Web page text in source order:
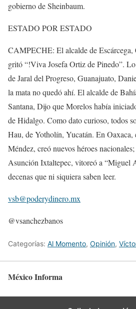
gobierno de Sheinbaum.
ESTADO POR ESTADO
CAMPECHE: El alcalde de Escárcega,
gritó “!Viva Josefa Ortiz de Pinedo”.
de Jaral del Progreso, Guanajuato,
la mata no quedó ahí. El alcalde de
Santana, Dijo que Morelos había
de Hidalgo. Como dato curioso, todos
Hau, de Yotholín, Yucatán. En
Méndez, creó nuevos héroes
Asunción Ixtaltepec, vitoreó a “Miguel
decenas que ni siquiera saben leer.
vsb@poderydinero.mx
@vsanchezbanos
Categorías: Al Momento, Opinión,
México Informa